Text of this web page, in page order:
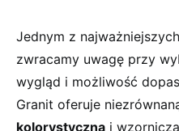
Jednym z
zwracamy uwagę przy
wygląd i możliwość
Granit oferuje
kolorystyczną i